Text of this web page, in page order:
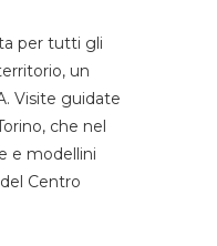
per tutti gli
un
Visite guidate
che nel
e modellini
Centro